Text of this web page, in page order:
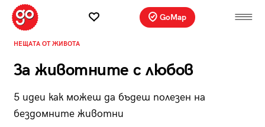
GoMap
НЕЩАТА ОТ ЖИВОТА
За животните с любов
5 идеи как можеш да бъдеш полезен на
бездомните животни